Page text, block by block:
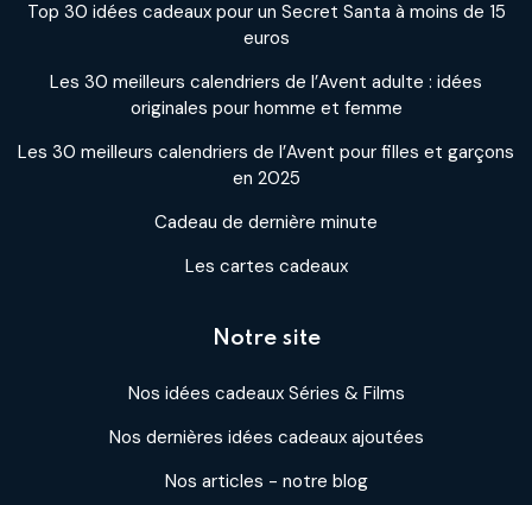
Top 30 idées cadeaux pour un Secret Santa à moins de 15
euros
Les 30 meilleurs calendriers de l’Avent adulte : idées
originales pour homme et femme
Les 30 meilleurs calendriers de l’Avent pour filles et garçons
en 2025
Cadeau de dernière minute
Les cartes cadeaux
Notre site
Nos idées cadeaux Séries & Films
Nos dernières idées cadeaux ajoutées
Nos articles - notre blog